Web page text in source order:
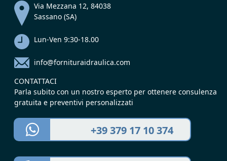
Via Mezzana 12, 84038
Sassano (SA)
Lun-Ven 9:30-18.00
info@fornituraidraulica.com
CONTATTACI
Parla subito con un nostro esperto per ottenere consulenza
gratuita e preventivi personalizzati
+39 379 17 10 374